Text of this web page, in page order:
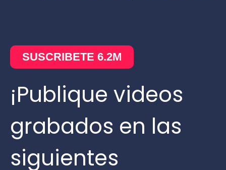
SUSCRIBETE 6.2M
¡Publique videos
grabados en las
siguientes